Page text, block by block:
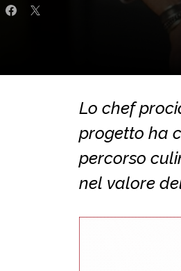
Lo chef
progetto ha
percorso
nel valore